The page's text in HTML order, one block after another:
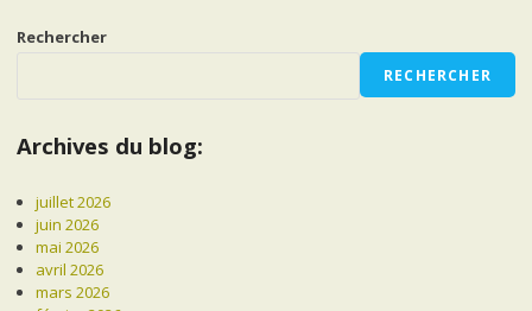
Rechercher
RECHERCHER
Archives du blog:
juillet 2026
juin 2026
mai 2026
avril 2026
mars 2026